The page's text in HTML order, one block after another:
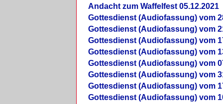
Andacht zum Waffelfest 05.12.2021
Gottesdienst (Audiofassung) vom
Gottesdienst (Audiofassung) vom
Gottesdienst (Audiofassung) vom
Gottesdienst (Audiofassung) vom
Gottesdienst (Audiofassung) vom
Gottesdienst (Audiofassung) vom
Gottesdienst (Audiofassung) vom
Gottesdienst (Audiofassung) vom